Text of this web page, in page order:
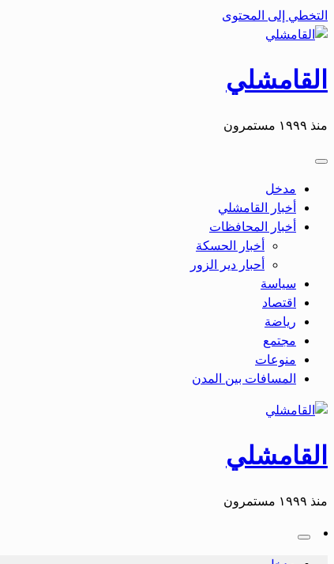
التخطي إلى المحتوى
القامشلي
منذ ١٩٩٩ مستمرون
مدخل
أخبار القامشلي
أخبار المحافظات
أخبار الحسكة
أحبار دير الزور
سياسة
اقتصاد
رياضة
مجتمع
منوعات
المسافات بين المدن
القامشلي
منذ ١٩٩٩ مستمرون